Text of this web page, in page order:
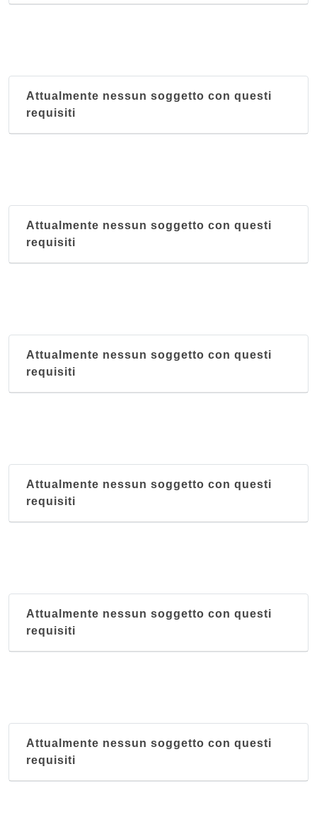
Attualmente nessun soggetto con questi
requisiti
Attualmente nessun soggetto con questi
requisiti
Attualmente nessun soggetto con questi
requisiti
Attualmente nessun soggetto con questi
requisiti
Attualmente nessun soggetto con questi
requisiti
Attualmente nessun soggetto con questi
requisiti